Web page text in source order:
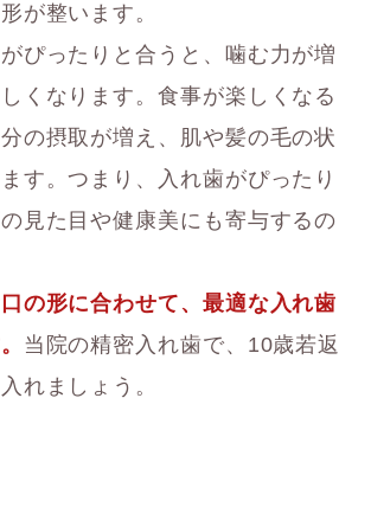
が整います。
ぴったりと合うと、噛む力が増
くなります。食事が楽しくなる
の摂取が増え、肌や髪の毛の状
す。つまり、入れ歯がぴったり
見た目や健康美にも寄与するの
の形に合わせて、最適な入れ歯
当院の精密入れ歯で、10歳若返
れましょう。